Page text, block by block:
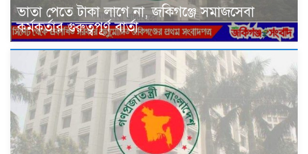
ভাতা পেতে টাকা লাগে না, জকিগঞ্জে সমাজসেবা
কর্মকর্তার গুরুত্বপূর্ণ বার্তা